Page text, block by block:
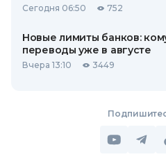
Сегодня 06:50 752
Новые лимиты банков:
переводы уже в августе
Вчера 13:10 3449